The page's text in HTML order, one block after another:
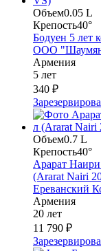
Объем0.05 L
Крепость40°
Бодуен 5 лет
ООО
Армения
5 лет
340 ₽
Объем0.7 L
Крепость40°
Арарат Наири
(Ararat Nairi
Ереванский
Армения
20 лет
11 790 ₽